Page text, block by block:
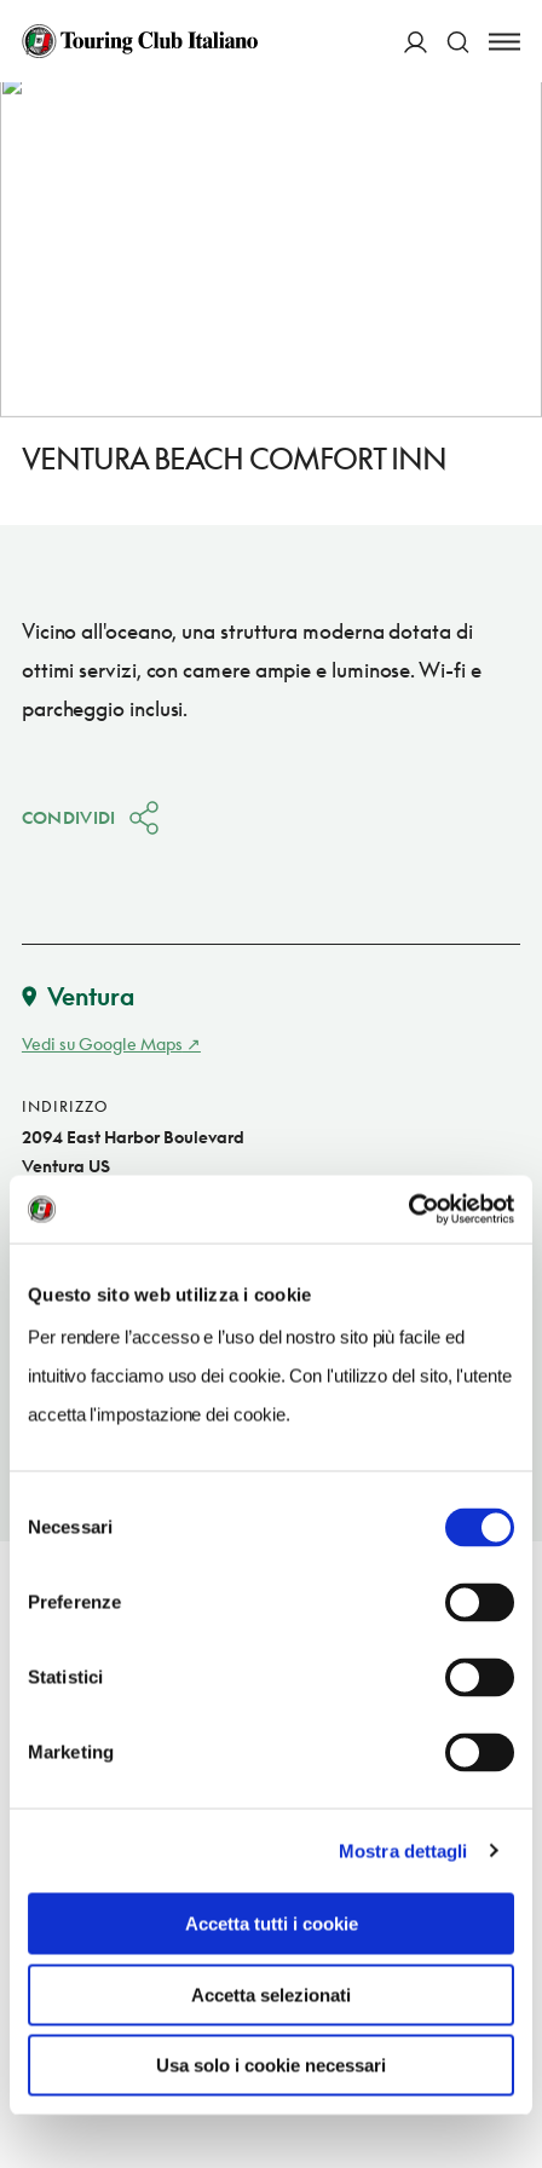
Questo sito web utilizza i cookie
Per rendere l’accesso e l’uso del nostro sito più facile ed
intuitivo facciamo uso dei cookie. Con l'utilizzo del sito, l'utente
accetta l'impostazione dei cookie.
delNecessari
Preferenze
Statistici
Marketing
Mostra dettagli
Accetta tutti i cookie
Accetta selezionati
Usa solo i cookie necessari
HOME
VENTURA BEACH COMFORT INN
VENTURA BEACH COMFORT INN
Vicino all'oceano, una struttura moderna dotata di
ottimi servizi, con camere ampie e luminose. Wi-fi e
parcheggio inclusi.
CONDIVIDI
Ventura
Vedi su Google Maps
INDIRIZZO
2094 East Harbor Boulevard
Ventura US
SITO WEB
TELEFONO
NUMERO CAMERE